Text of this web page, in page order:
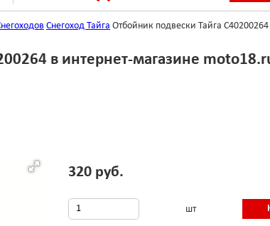
Снегоход Тайга Отбойник подвески Тайга С40200264
в интернет-магазине
320 руб.
шт